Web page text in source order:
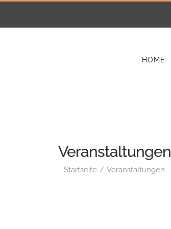
HOME
Veranstaltungen
Startseite Veranstaltungen